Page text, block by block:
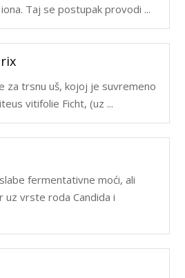
Taj se postupak provodi ...
za trsnu uš, kojoj je suvremeno
vitifolie Ficht, (uz ...
fermentativne moći, ali
uz vrste roda Candida i